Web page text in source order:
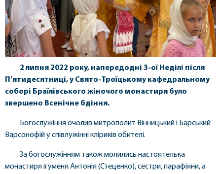
2 липня 2022 року, напередодні 3-ої Неділі після
П’ятидесятниці, у Свято-Троїцькому кафедральному
соборі Браїлівського жіночого монастиря було
звершено Всенічне бдіння.
Богослужіння очолив митрополит Вінницький і Барський
Варсонофій у співлужінні кліриків обителі.
За богослужінням також молились настоятелька
монастиря ігуменя Антонія (Стеценко), сестри, парафіяни, а